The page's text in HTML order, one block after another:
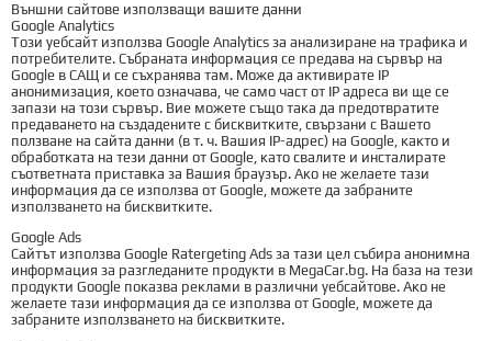
Външни сайтове използващи вашите данни
Google Analytics
Този уебсайт използва Google Analytics за анализиране на трафика и
потребителите. Събраната информация се предава на сървър на
Google в САЩ и се съхранява там. Може да активирате IP
анонимизация, което означава, че само част от IP адреса ви ще се
запази на този сървър. Вие можете също така да предотвратите
предаването на създадените с бисквитките, свързани с Вашето
ползване на сайта данни (в т. ч. Вашия IP-адрес) на Google, както и
обработката на тези данни от Google, като свалите и инсталирате
съответната приставка за Вашия браузър. Ако не желаете тази
информация да се използва от Google, можете да забраните
използването на бисквитките.
Google Ads
Сайтът използва Google Ratergeting Ads за тази цел събира анонимна
информация за разгледаните продукти в MegaCar.bg. На база на тези
продукти Google показва реклами в различни уебсайтове. Ако не
желаете тази информация да се използва от Google, можете да
забраните използването на бисквитките.